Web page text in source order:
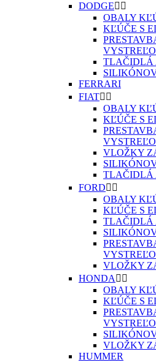
DODGE 
OBALY
KĽÚČE S
TLAČIDLÁ
FERRARI
FIAT 
OBALY
KĽÚČE S
VLOŽKY
TLAČIDLÁ
FORD 
OBALY
KĽÚČE S
TLAČIDLÁ
VLOŽKY
HONDA  
OBALY
KĽÚČE S
VLOŽKY
HUMMER